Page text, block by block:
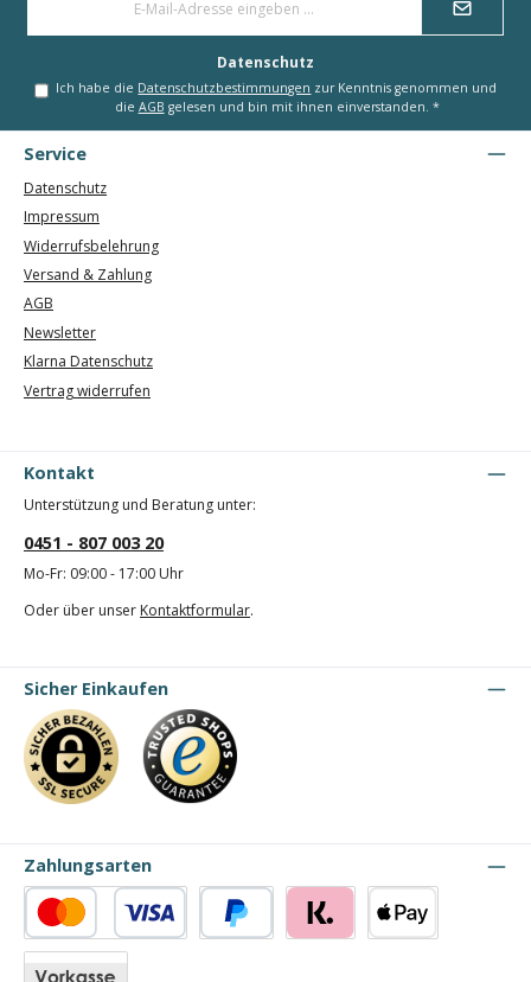
Datenschutz
Ich habe die Datenschutzbestimmungen zur Kenntnis genommen und
die AGB gelesen und bin mit ihnen einverstanden. *
Service
Datenschutz
Impressum
Widerrufsbelehrung
Versand & Zahlung
AGB
Newsletter
Klarna Datenschutz
Vertrag widerrufen
Kontakt
Unterstützung und Beratung unter:
0451 - 807 003 20
Mo-Fr: 09:00 - 17:00 Uhr
Oder über unser Kontaktformular.
Sicher Einkaufen
Zahlungsarten
Kredit- oder Debitkarte